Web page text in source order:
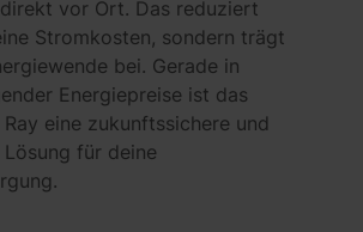
vor Ort. Das reduziert
Stromkosten, sondern trägt
bei. Gerade in
Energiepreise ist das
Ray eine zukunftssichere und
für deine